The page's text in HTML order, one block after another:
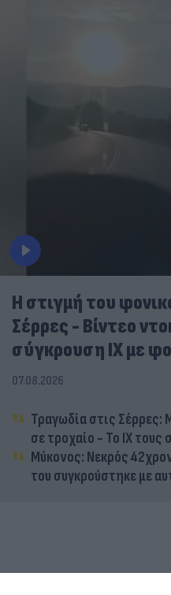
Η στιγμή του
Σέρρες - Βίντεο
σύγκρουση ΙΧ με
07.08.2026
Τραγωδία στις Σέρρες:
σε τροχαίο - Το ΙΧ
Μύκονος: Νεκρός
του συγκρούστηκε με